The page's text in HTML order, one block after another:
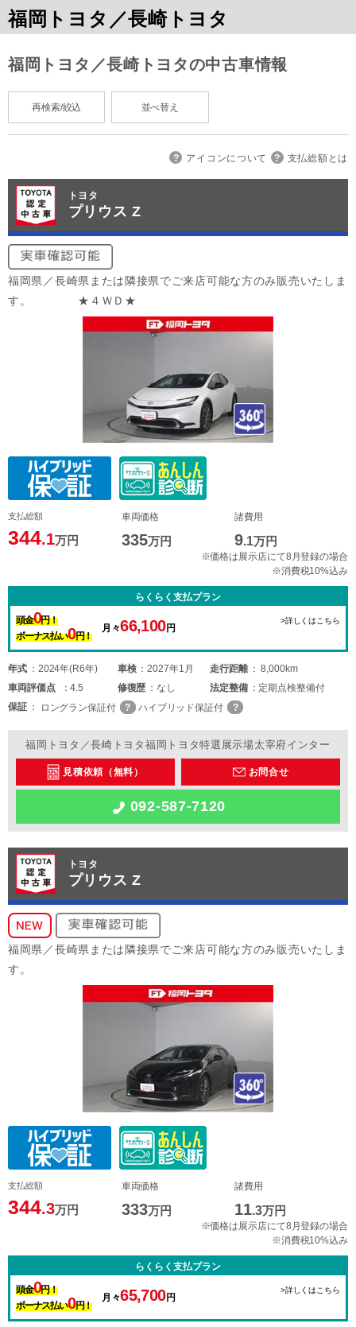
福岡トヨタ／長崎トヨタ
福岡トヨタ／長崎トヨタの中古車情報
再検索/絞込 並べ替え
アイコンについて 支払総額とは
トヨタ
プリウス Z
福岡県／長崎県または隣接県でご来店可能な方のみ販売いたしま
す。 ★４ＷＤ★
支払総額
344.1万円
車両価格
335万円
諸費用
9.1万円
※価格は展示店にて8月登録の場合
※消費税10%込み
らくらく支払プラン
頭金0円！
ボーナス払い0円！
月々66,100円
>詳しくはこちら
年式 2024年(R6年) 車検 2027年1月 走行距離
8,000km
車両評価点 4.5 修復歴 なし 法定整備
定期点検整備付
保証
ロングラン保証付 ハイブリッド保証付
福岡トヨタ／長崎トヨタ福岡トヨタ特選展示場太宰府インター
見積依頼（無料） お問合せ
092-587-7120
トヨタ
プリウス Z
福岡県／長崎県または隣接県でご来店可能な方のみ販売いたしま
す。
支払総額
344.3万円
車両価格
333万円
諸費用
11.3万円
※価格は展示店にて8月登録の場合
※消費税10%込み
らくらく支払プラン
頭金0円！
ボーナス払い0円！
月々65,700円
>詳しくはこちら